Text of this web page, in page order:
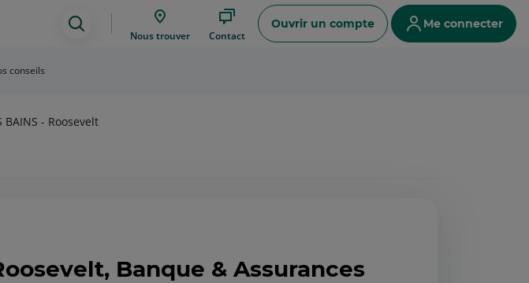
Assistance
Nous trouver Contact
Ouvrir un compte Me connecter
conseils
BAINS - Roosevelt
Banque & Assurances